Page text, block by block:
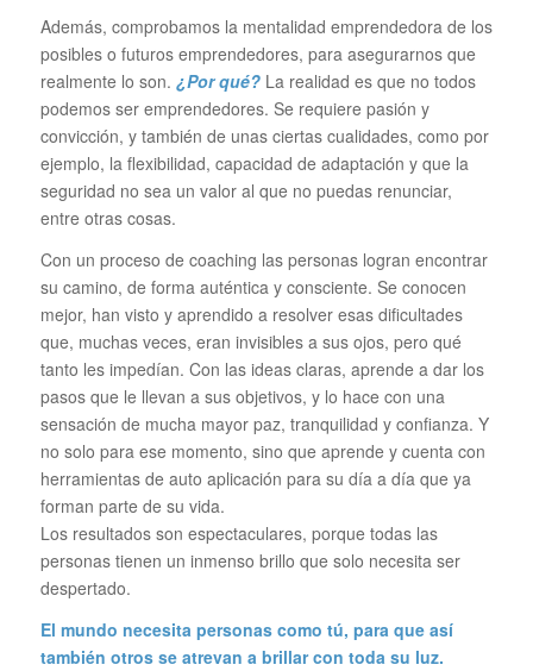
Además, comprobamos la mentalidad emprendedora de los
posibles o futuros emprendedores, para asegurarnos que
realmente lo son. ¿Por qué? La realidad es que no todos
podemos ser emprendedores. Se requiere pasión y
convicción, y también de unas ciertas cualidades, como por
ejemplo, la flexibilidad, capacidad de adaptación y que la
seguridad no sea un valor al que no puedas renunciar,
entre otras cosas.
Con un proceso de coaching las personas logran encontrar
su camino, de forma auténtica y consciente. Se conocen
mejor, han visto y aprendido a resolver esas dificultades
que, muchas veces, eran invisibles a sus ojos, pero qué
tanto les impedían. Con las ideas claras, aprende a dar los
pasos que le llevan a sus objetivos, y lo hace con una
sensación de mucha mayor paz, tranquilidad y confianza. Y
no solo para ese momento, sino que aprende y cuenta con
herramientas de auto aplicación para su día a día que ya
forman parte de su vida.
Los resultados son espectaculares, porque todas las
personas tienen un inmenso brillo que solo necesita ser
despertado.
El mundo necesita personas como tú, para que así
también otros se atrevan a brillar con toda su luz.